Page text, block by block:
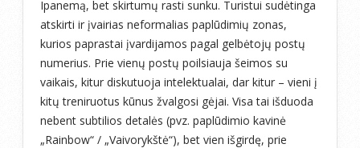
Ipanemą, bet skirtumų rasti sunku. Turistui sudėtinga
atskirti ir įvairias neformalias paplūdimių zonas,
kurios paprastai įvardijamos pagal gelbėtojų postų
numerius. Prie vienų postų poilsiauja šeimos su
vaikais, kitur diskutuoja intelektualai, dar kitur – vieni į
kitų treniruotus kūnus žvalgosi gėjai. Visa tai išduoda
nebent subtilios detalės (pvz. paplūdimio kavinė
„Rainbow“ / „Vaivorykštė“), bet vien išgirdę, prie